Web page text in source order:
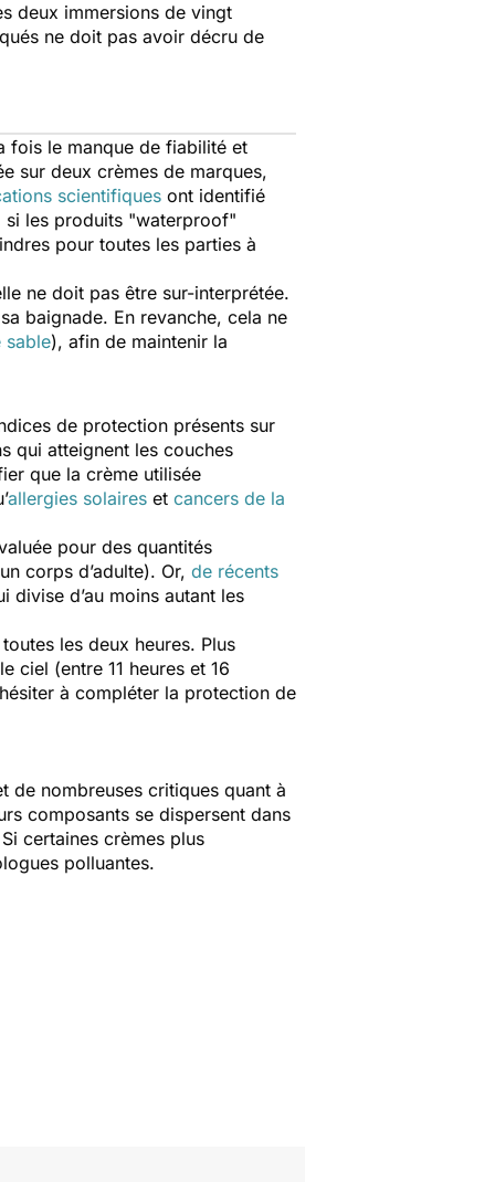
deux immersions de vingt
ne doit pas avoir décru de
fois le manque de fiabilité et
sur deux crèmes de marques,
scientifiques ont identifié
si les produits "waterproof"
pour toutes les parties à
ne doit pas être sur-interprétée.
baignade. En revanche, cela ne
sable), afin de maintenir la
de protection présents sur
qui atteignent les couches
que la crème utilisée
allergies solaires et cancers de la
pour des quantités
corps d’adulte). Or, de récents
d’au moins autant les
les deux heures. Plus
ciel (entre 11 heures et 16
à compléter la protection de
de nombreuses critiques quant à
composants se dispersent dans
certaines crèmes plus
polluantes.